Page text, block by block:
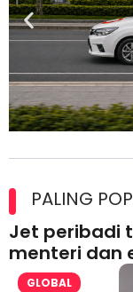
lesen separuh
PALING
Jet peribadi
menteri dan
GLOBAL